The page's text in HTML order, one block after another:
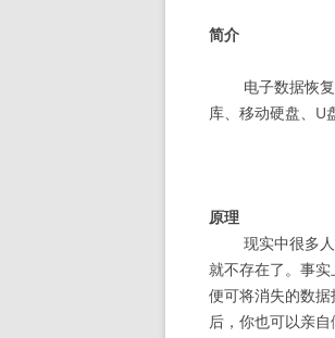
简介
电子数据恢复
库、移动硬盘、U
原理
现实中很多
就不存在了。事
便可将消失的数
后，你也可以亲自